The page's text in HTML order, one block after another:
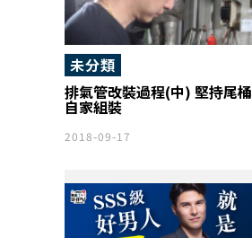
排氣管改裝過程(中) 堅持尾桶
自家組裝
未分類
2018-09-17